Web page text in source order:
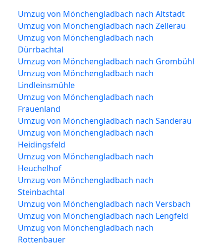
Umzug von Mönchengladbach nach Altstadt
Umzug von Mönchengladbach nach Zellerau
Umzug von Mönchengladbach nach
Dürrbachtal
Umzug von Mönchengladbach nach Grombühl
Umzug von Mönchengladbach nach
Lindleinsmühle
Umzug von Mönchengladbach nach
Frauenland
Umzug von Mönchengladbach nach Sanderau
Umzug von Mönchengladbach nach
Heidingsfeld
Umzug von Mönchengladbach nach
Heuchelhof
Umzug von Mönchengladbach nach
Steinbachtal
Umzug von Mönchengladbach nach Versbach
Umzug von Mönchengladbach nach Lengfeld
Umzug von Mönchengladbach nach
Rottenbauer